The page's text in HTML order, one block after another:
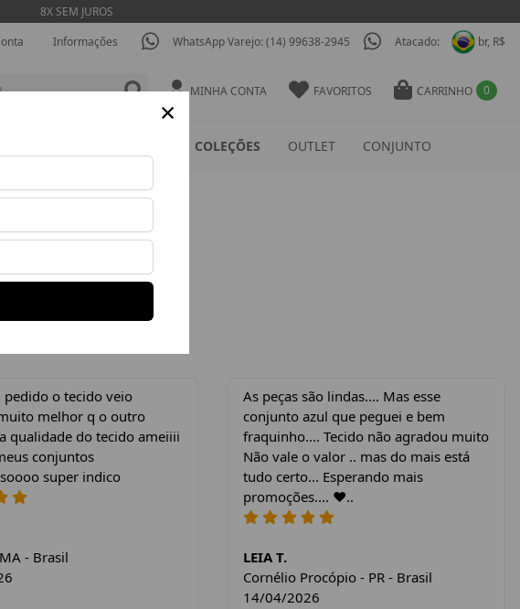
br, R$
Atacado:
WhatsApp Varejo: (14) 99638-2945
Informações
CARRINHO 0
FAVORITOS
MINHA CONTA
COLEÇÕES OUTLET CONJUNTO
pedido o tecido veio
melhor q o outro
qualidade do tecido ameiiii
conjuntos
super indico
- Brasil
As peças são lindas.... Mas esse
conjunto azul que peguei e bem
fraquinho.... Tecido não agradou muito
Não vale o valor .. mas do mais está
tudo certo... Esperando mais
promoções.... ❤️..
LEIA T.
Cornélio Procópio - PR - Brasil
14/04/2026
×